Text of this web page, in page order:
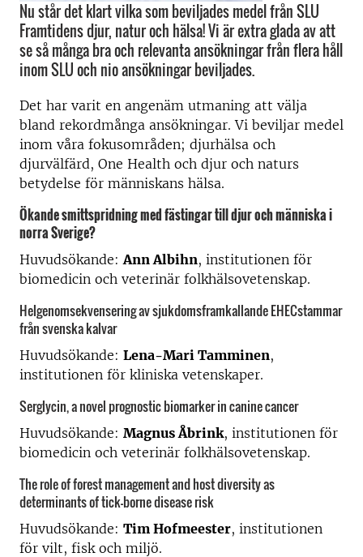
Nu står det klart vilka som beviljades medel från SLU
Framtidens djur, natur och hälsa! Vi är extra glada av att
se så många bra och relevanta ansökningar från flera håll
inom SLU och nio ansökningar beviljades.
Det har varit en angenäm utmaning att välja
bland rekordmånga ansökningar. Vi beviljar medel
inom våra fokusområden; djurhälsa och
djurvälfärd, One Health och djur och naturs
betydelse för människans hälsa.
Ökande smittspridning med fästingar till djur och människa i
norra Sverige?
Huvudsökande:Ann Albihn, institutionen för
biomedicin och veterinär folkhälsovetenskap.
Helgenomsekvensering av sjukdomsframkallande EHECstammar
från svenska kalvar
Huvudsökande: Lena-Mari Tamminen,
institutionen för kliniska vetenskaper.
Serglycin, a novel prognostic biomarker in canine cancer
Huvudsökande: Magnus Åbrink, institutionen för
biomedicin och veterinär folkhälsovetenskap.
The role of forest management and host diversity as
determinants of tick-borne disease risk
Huvudsökande: Tim Hofmeester, institutionen
för vilt, fisk och miljö.